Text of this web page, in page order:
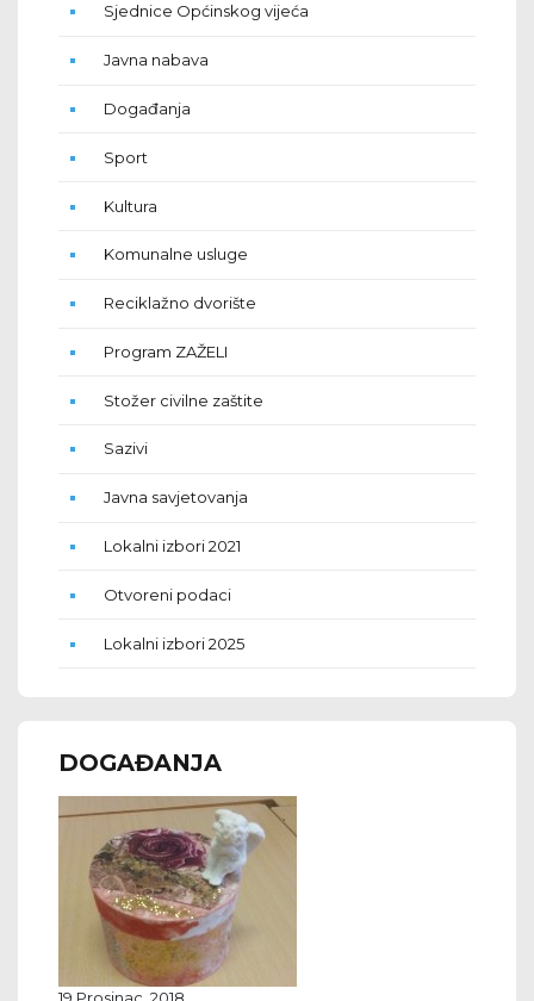
Sjednice Općinskog vijeća
Javna nabava
Događanja
Sport
Kultura
Komunalne usluge
Reciklažno dvorište
Program ZAŽELI
Stožer civilne zaštite
Sazivi
Javna savjetovanja
Lokalni izbori 2021
Otvoreni podaci
Lokalni izbori 2025
DOGAĐANJA
19 Prosinac, 2018